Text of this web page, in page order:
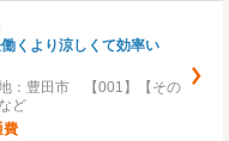
くより涼しくて効率い
：豊田市 【001】【その
ど
費